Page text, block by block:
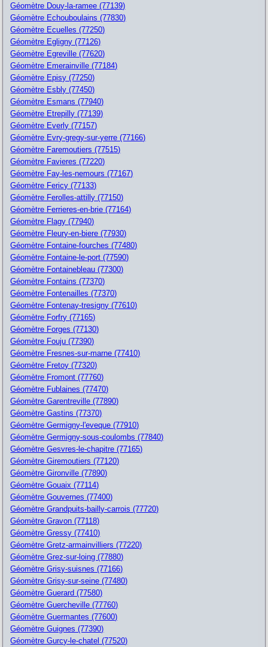
Géomètre Douy-la-ramee (77139)
Géomètre Echouboulains (77830)
Géomètre Ecuelles (77250)
Géomètre Egligny (77126)
Géomètre Egreville (77620)
Géomètre Emerainville (77184)
Géomètre Episy (77250)
Géomètre Esbly (77450)
Géomètre Esmans (77940)
Géomètre Etrepilly (77139)
Géomètre Everly (77157)
Géomètre Evry-gregy-sur-yerre (77166)
Géomètre Faremoutiers (77515)
Géomètre Favieres (77220)
Géomètre Fay-les-nemours (77167)
Géomètre Fericy (77133)
Géomètre Ferolles-attilly (77150)
Géomètre Ferrieres-en-brie (77164)
Géomètre Flagy (77940)
Géomètre Fleury-en-biere (77930)
Géomètre Fontaine-fourches (77480)
Géomètre Fontaine-le-port (77590)
Géomètre Fontainebleau (77300)
Géomètre Fontains (77370)
Géomètre Fontenailles (77370)
Géomètre Fontenay-tresigny (77610)
Géomètre Forfry (77165)
Géomètre Forges (77130)
Géomètre Fouju (77390)
Géomètre Fresnes-sur-marne (77410)
Géomètre Fretoy (77320)
Géomètre Fromont (77760)
Géomètre Fublaines (77470)
Géomètre Garentreville (77890)
Géomètre Gastins (77370)
Géomètre Germigny-l'eveque (77910)
Géomètre Germigny-sous-coulombs (77840)
Géomètre Gesvres-le-chapitre (77165)
Géomètre Giremoutiers (77120)
Géomètre Gironville (77890)
Géomètre Gouaix (77114)
Géomètre Gouvernes (77400)
Géomètre Grandpuits-bailly-carrois (77720)
Géomètre Gravon (77118)
Géomètre Gressy (77410)
Géomètre Gretz-armainvilliers (77220)
Géomètre Grez-sur-loing (77880)
Géomètre Grisy-suisnes (77166)
Géomètre Grisy-sur-seine (77480)
Géomètre Guerard (77580)
Géomètre Guercheville (77760)
Géomètre Guermantes (77600)
Géomètre Guignes (77390)
Géomètre Gurcy-le-chatel (77520)